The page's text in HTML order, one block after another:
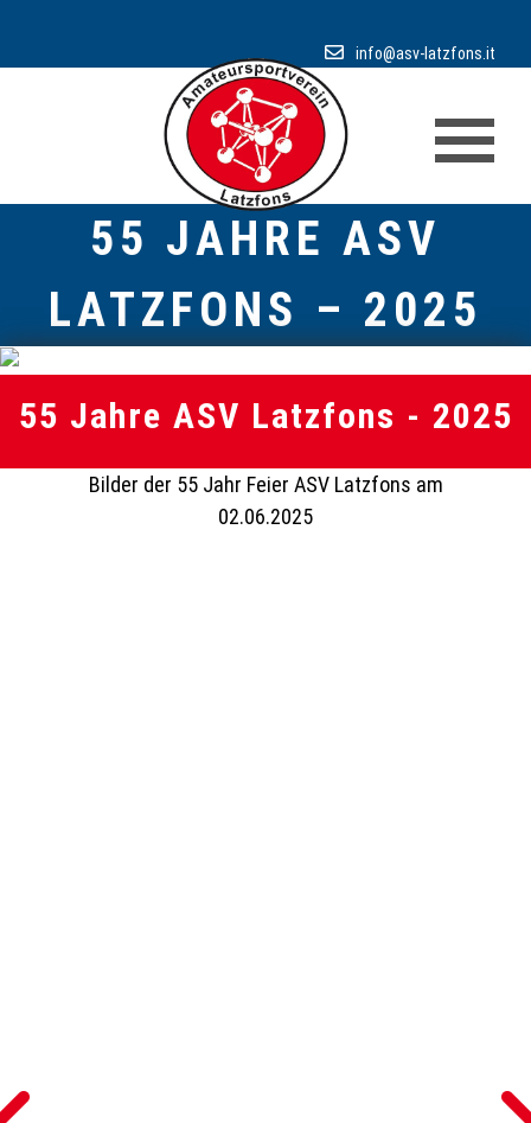
info@asv-latzfons.it
55 JAHRE ASV
LATZFONS – 2025
55 Jahre ASV Latzfons - 2025
Bilder der 55 Jahr Feier ASV Latzfons am
02.06.2025